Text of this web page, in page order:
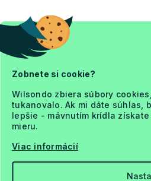
Zobnete si cookie?
Wilsondo zbiera súbory
tukanovalo. Ak mi dáte súhlas,
lepšie - mávnutím krídla
mieru.
Viac informácií